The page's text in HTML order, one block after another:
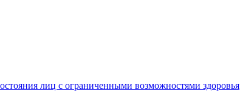
лиц с ограниченными возможностями здоровья